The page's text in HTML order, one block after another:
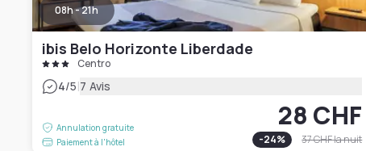
08h - 21h
ibis Belo Horizonte Liberdade
Centro
4/5|7 Avis
Annulation gratuite
Paiement à l'hôtel
28 CHF
-24% 37 CHFla nuit